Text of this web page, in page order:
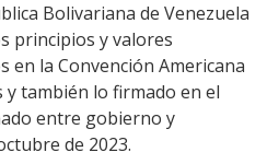
Bolivariana de Venezuela
principios y valores
en la Convención Americana
también lo firmado en el
entre gobierno y
de 2023.